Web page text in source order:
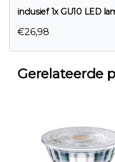
inclusief 1x GU10 LED
€26,98
Gerelateerde